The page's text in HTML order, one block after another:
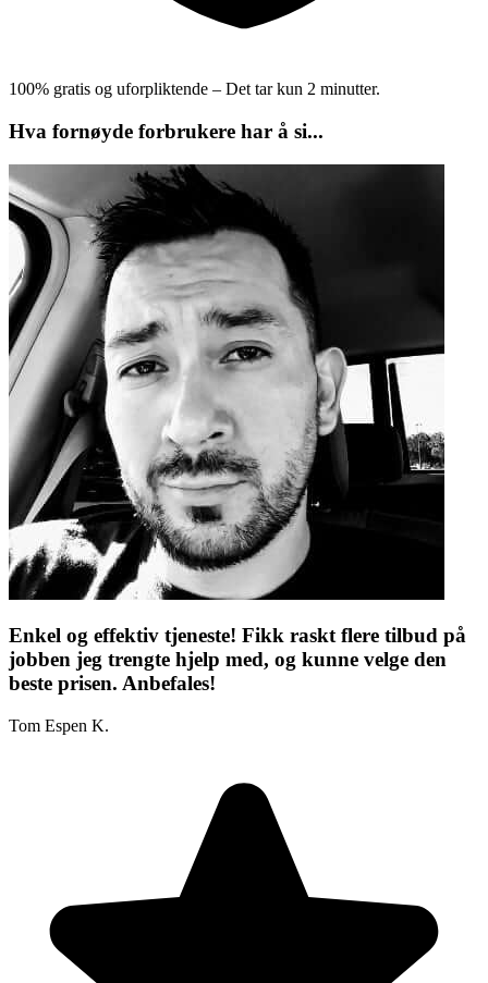
100% gratis og uforpliktende – Det tar kun 2 minutter.
Hva fornøyde forbrukere har å si...
Enkel og effektiv tjeneste! Fikk raskt flere tilbud på
jobben jeg trengte hjelp med, og kunne velge den
beste prisen. Anbefales!
Tom Espen K.